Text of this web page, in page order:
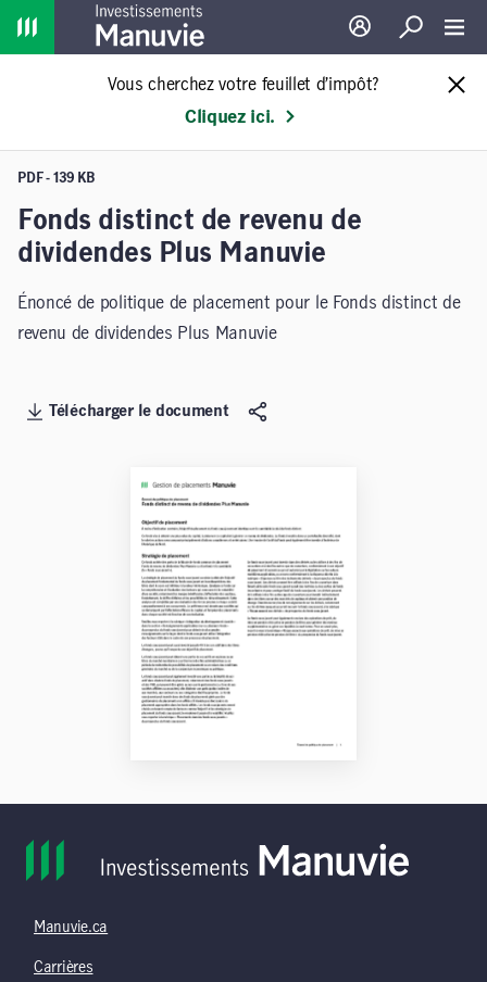
Home
Ouverture de
Recherche
Vous cherchez votre feuillet d’impôt?
Cliquez ici.
PDF - 139 KB
Fonds distinct de revenu de
dividendes Plus Manuvie
Énoncé de politique de placement pour le Fonds distinct de
revenu de dividendes Plus Manuvie
Télécharger le document
Manuvie.ca
Carrières